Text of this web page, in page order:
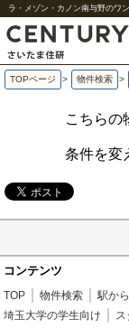
ラ・メゾン・カノン南与野のワ
TOPページ > 物件検索 >
こちらの
条件を変
コンテンツ
TOP 物件検索 駅か
埼玉大学の学生向け
ス